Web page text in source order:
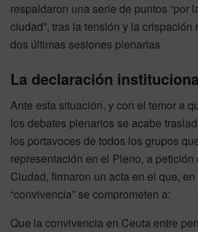
respaldaron una serie de puntos “por
ciudad”, tras la tensión y la crispación
dos últimas sesiones plenarias.
La declaración
Ante esta situación, y con el temor a
los debates plenarios se acabe
los portavoces de todos los grupos
representación en el Pleno, a
Ciudad, firmaron un acta en el que,
“convivencia” se comprometen a:
Que la convivencia en Ceuta entre